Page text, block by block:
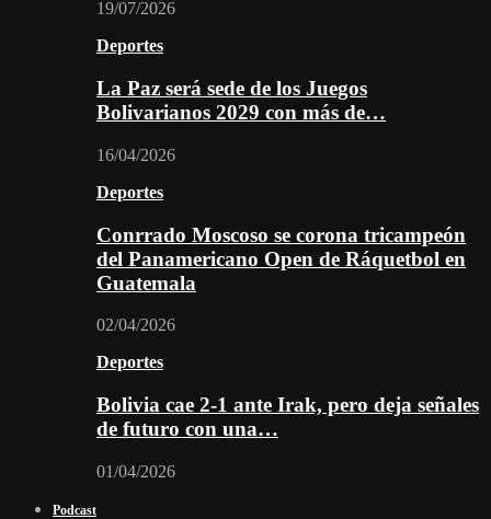
19/07/2026
Deportes
La Paz será sede de los Juegos
Bolivarianos 2029 con más de…
16/04/2026
Deportes
Conrrado Moscoso se corona tricampeón
del Panamericano Open de Ráquetbol en
Guatemala
02/04/2026
Deportes
Bolivia cae 2-1 ante Irak, pero deja señales
de futuro con una…
01/04/2026
Podcast